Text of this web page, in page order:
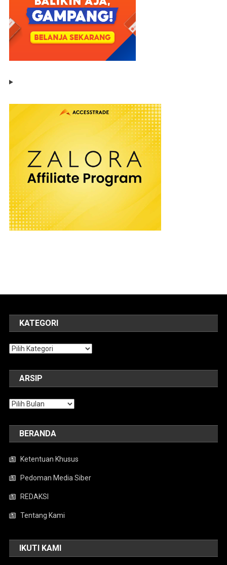
KATEGORI
Kategori
ARSIP
Arsip
BERANDA
Ketentuan Khusus
Pedoman Media Siber
REDAKSI
Tentang Kami
IKUTI KAMI